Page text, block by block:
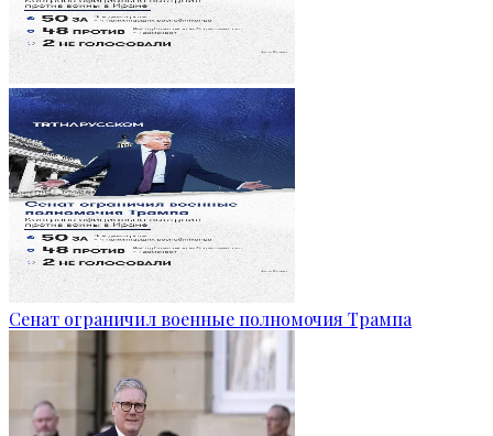
Сенат ограничил военные полномочия Трампа